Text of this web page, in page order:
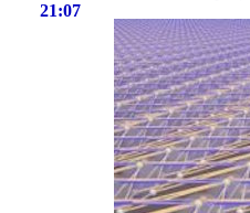
21:07